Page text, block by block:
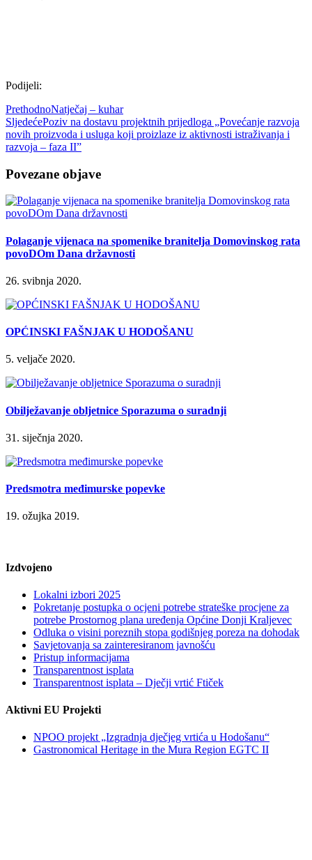
Podijeli:
PrethodnoNatječaj – kuhar
SljedećePoziv na dostavu projektnih prijedloga „Povećanje razvoja
novih proizvoda i usluga koji proizlaze iz aktivnosti istraživanja i
razvoja – faza II”
Povezane objave
Polaganje vijenaca na spomenike branitelja Domovinskog rata
povoDOm Dana državnosti
26. svibnja 2020.
OPĆINSKI FAŠNJAK U HODOŠANU
5. veljače 2020.
Obilježavanje obljetnice Sporazuma o suradnji
31. siječnja 2020.
Predsmotra međimurske popevke
19. ožujka 2019.
Izdvojeno
Lokalni izbori 2025
Pokretanje postupka o ocjeni potrebe strateške procjene za
potrebe Prostornog plana uređenja Općine Donji Kraljevec
Odluka o visini poreznih stopa godišnjeg poreza na dohodak
Savjetovanja sa zainteresiranom javnošću
Pristup informacijama
Transparentnost isplata
Transparentnost isplata – Dječji vrtić Ftiček
Aktivni EU Projekti
NPOO projekt „Izgradnja dječjeg vrtića u Hodošanu“
Gastronomical Heritage in the Mura Region EGTC II